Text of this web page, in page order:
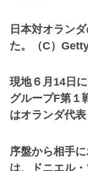
日本対オラン
た。（C）
現地６月14日
グループF第１
はオランダ代表
序盤から相手
は、ドニエル